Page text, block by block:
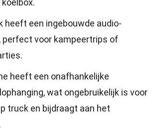
heeft een ingebouwde audio-
perfect voor kampeertrips of
heeft een onafhankelijke
wat ongebruikelijk is voor
truck en bijdraagt aan het